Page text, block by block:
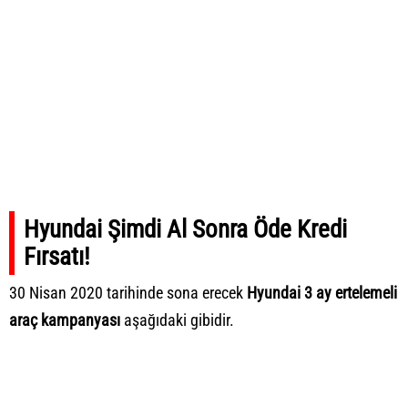
Hyundai Şimdi Al Sonra Öde Kredi
Fırsatı!
30 Nisan 2020 tarihinde sona erecek Hyundai 3 ay ertelemeli
araç kampanyası aşağıdaki gibidir.